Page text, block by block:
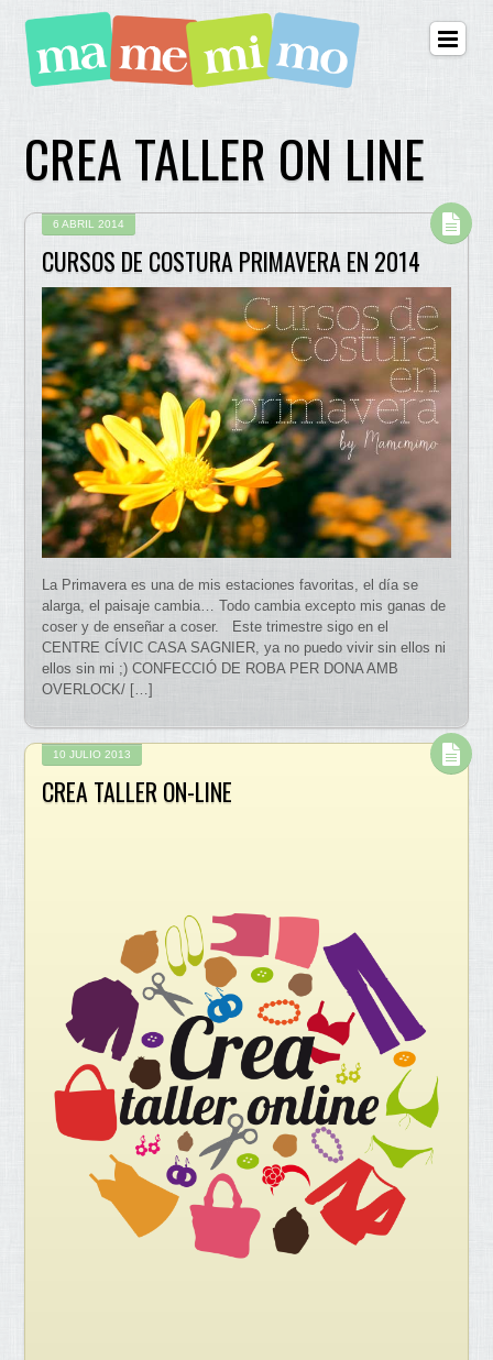
CREA TALLER ON LINE
6 ABRIL 2014
CURSOS DE COSTURA PRIMAVERA EN 2014
La Primavera es una de mis estaciones favoritas, el día se
alarga, el paisaje cambia… Todo cambia excepto mis ganas de
coser y de enseñar a coser. Este trimestre sigo en el
CENTRE CÍVIC CASA SAGNIER, ya no puedo vivir sin ellos ni
ellos sin mi ;) CONFECCIÓ DE ROBA PER DONA AMB
OVERLOCK/ […]
10 JULIO 2013
CREA TALLER ON-LINE